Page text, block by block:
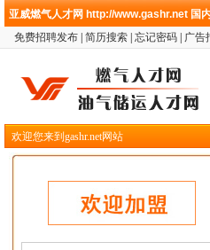
亚威燃气人才网 http://www.gashr.net 国
免费招聘发布 简历搜索 忘记密码 广告
欢迎您来到gashr.net网站